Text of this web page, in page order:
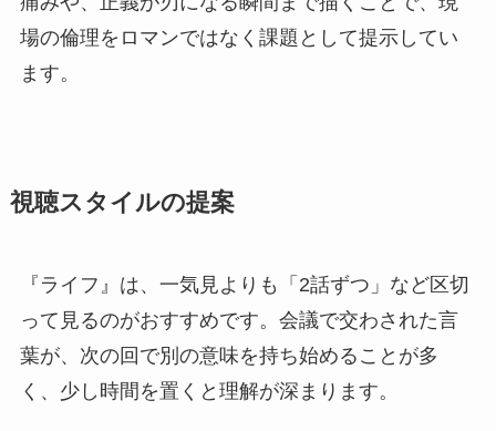
場の倫理をロマンではなく課題として提示してい
ます。
視聴スタイルの提案
『ライフ』は、一気見よりも「2話ずつ」など区切
って見るのがおすすめです。会議で交わされた言
葉が、次の回で別の意味を持ち始めることが多
く、少し時間を置くと理解が深まります。